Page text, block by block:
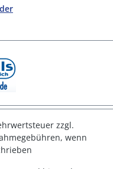
zzgl.
wenn